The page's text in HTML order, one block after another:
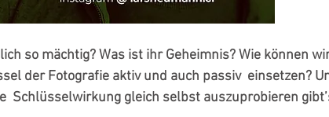
so mächtig? Was ist ihr Geheimnis? Wie können
der Fotografie aktiv und auch passiv  einsetzen?
Schlüsselwirkung gleich selbst auszuprobieren